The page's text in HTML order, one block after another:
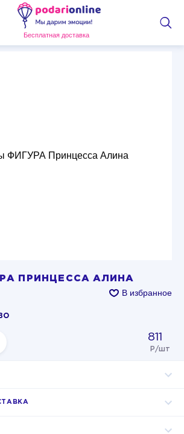
Бесплатная доставка
ПРИНЦЕССА АЛИНА
В избранное
811
Р/шт